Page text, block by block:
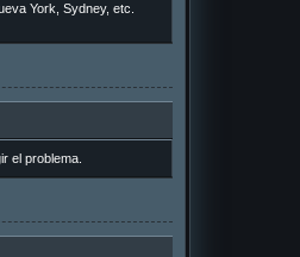
York, Sydney, etc.
el problema.